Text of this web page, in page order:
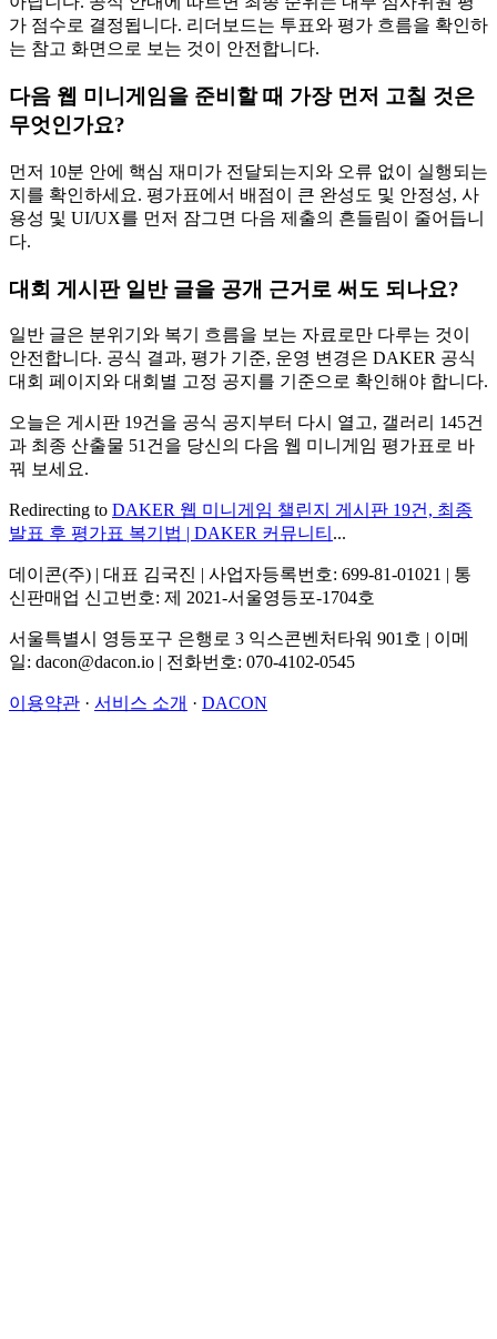
가 점수로 결정됩니다. 리더보드는 투표와 평가 흐름을 확인하
는 참고 화면으로 보는 것이 안전합니다.
다음 웹 미니게임을 준비할 때 가장 먼저 고칠 것은
무엇인가요?
먼저 10분 안에 핵심 재미가 전달되는지와 오류 없이 실행되는
지를 확인하세요. 평가표에서 배점이 큰 완성도 및 안정성, 사
용성 및 UI/UX를 먼저 잠그면 다음 제출의 흔들림이 줄어듭니
다.
대회 게시판 일반 글을 공개 근거로 써도 되나요?
일반 글은 분위기와 복기 흐름을 보는 자료로만 다루는 것이
안전합니다. 공식 결과, 평가 기준, 운영 변경은 DAKER 공식
대회 페이지와 대회별 고정 공지를 기준으로 확인해야 합니다.
오늘은 게시판 19건을 공식 공지부터 다시 열고, 갤러리 145건
과 최종 산출물 51건을 당신의 다음 웹 미니게임 평가표로 바
꿔 보세요.
Redirecting to DAKER 웹 미니게임 챌린지 게시판 19건, 최종
발표 후 평가표 복기법 | DAKER 커뮤니티 ...
데이콘(주) | 대표 김국진 | 사업자등록번호: 699-81-01021 | 통
신판매업 신고번호: 제 2021-서울영등포-1704호
서울특별시 영등포구 은행로 3 익스콘벤처타워 901호 | 이메
일: dacon@dacon.io | 전화번호: 070-4102-0545
이용약관 · 서비스 소개 · DACON